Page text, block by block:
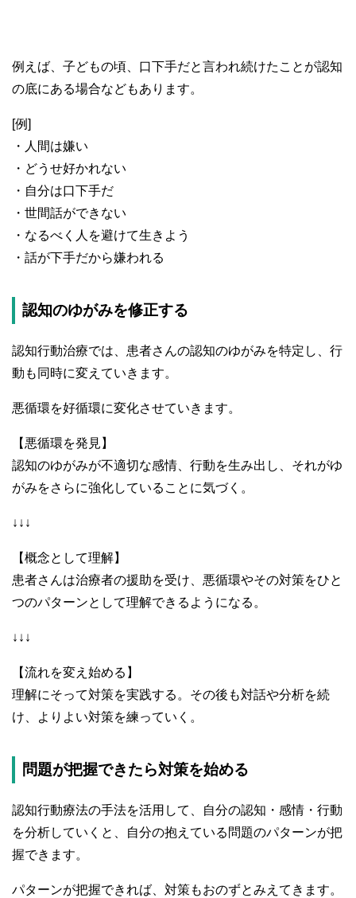
例えば、子どもの頃、口下手だと言われ続けたことが認知
の底にある場合などもあります。
[例]
・人間は嫌い
・どうせ好かれない
・自分は口下手だ
・世間話ができない
・なるべく人を避けて生きよう
・話が下手だから嫌われる
認知のゆがみを修正する
認知行動治療では、患者さんの認知のゆがみを特定し、行
動も同時に変えていきます。
悪循環を好循環に変化させていきます。
【悪循環を発見】
認知のゆがみが不適切な感情、行動を生み出し、それがゆ
がみをさらに強化していることに気づく。
↓↓↓
【概念として理解】
患者さんは治療者の援助を受け、悪循環やその対策をひと
つのパターンとして理解できるようになる。
↓↓↓
【流れを変え始める】
理解にそって対策を実践する。その後も対話や分析を続
け、よりよい対策を練っていく。
問題が把握できたら対策を始める
認知行動療法の手法を活用して、自分の認知・感情・行動
を分析していくと、自分の抱えている問題のパターンが把
握できます。
パターンが把握できれば、対策もおのずとみえてきます。